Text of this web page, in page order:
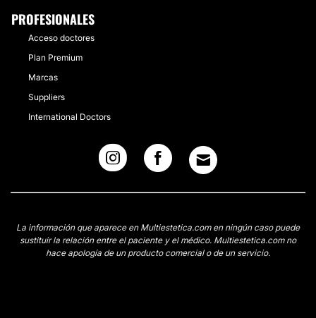
PROFESIONALES
Acceso doctores
Plan Premium
Marcas
Suppliers
International Doctors
La información que aparece en Multiestetica.com en ningún caso puede
sustituir la relación entre el paciente y el médico. Multiestetica.com no
hace apología de un producto comercial o de un servicio.